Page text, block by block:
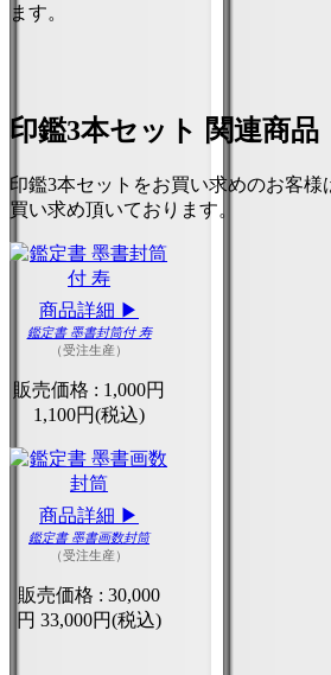
ます。
印鑑3本セット 関連商品
印鑑3本セットをお買い求めのお客様
買い求め頂いております。
商品詳細 ▶
鑑定書 墨書封筒付 寿
（受注生産）
販売価格 : 1,000円
1,100円(税込)
商品詳細 ▶
鑑定書 墨書画数封筒
（受注生産）
販売価格 :30,000
円 33,000円(税込)